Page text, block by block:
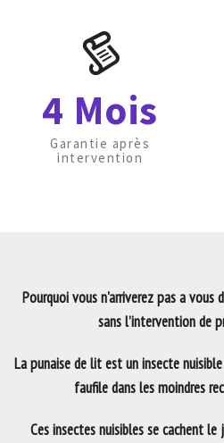
4 Mois
Garantie après
intervention
Pourquoi vous n'arriverez pas a vous
sans l’intervention de
La punaise de lit est un insecte
faufile dans les moindres
Ces insectes nuisibles se cachent